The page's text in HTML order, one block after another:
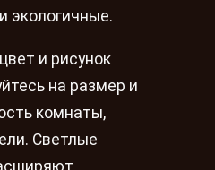
экологичные.
и рисунок
на размер и
комнаты,
Светлые